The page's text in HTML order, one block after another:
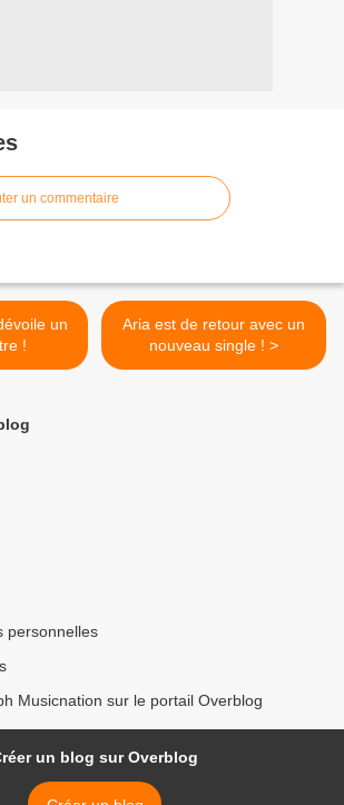
un commentaire
!
Aria est de retour avec un
nouveau single ! >
personnelles
Musicnation sur le portail Overblog
un blog sur Overblog